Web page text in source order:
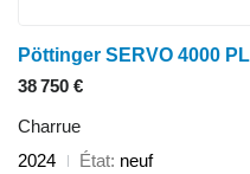
Pöttinger SERVO 4000
38 750 €
Charrue
2024
État neuf